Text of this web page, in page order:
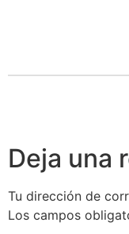
Deja una
Tu dirección de
Los campos